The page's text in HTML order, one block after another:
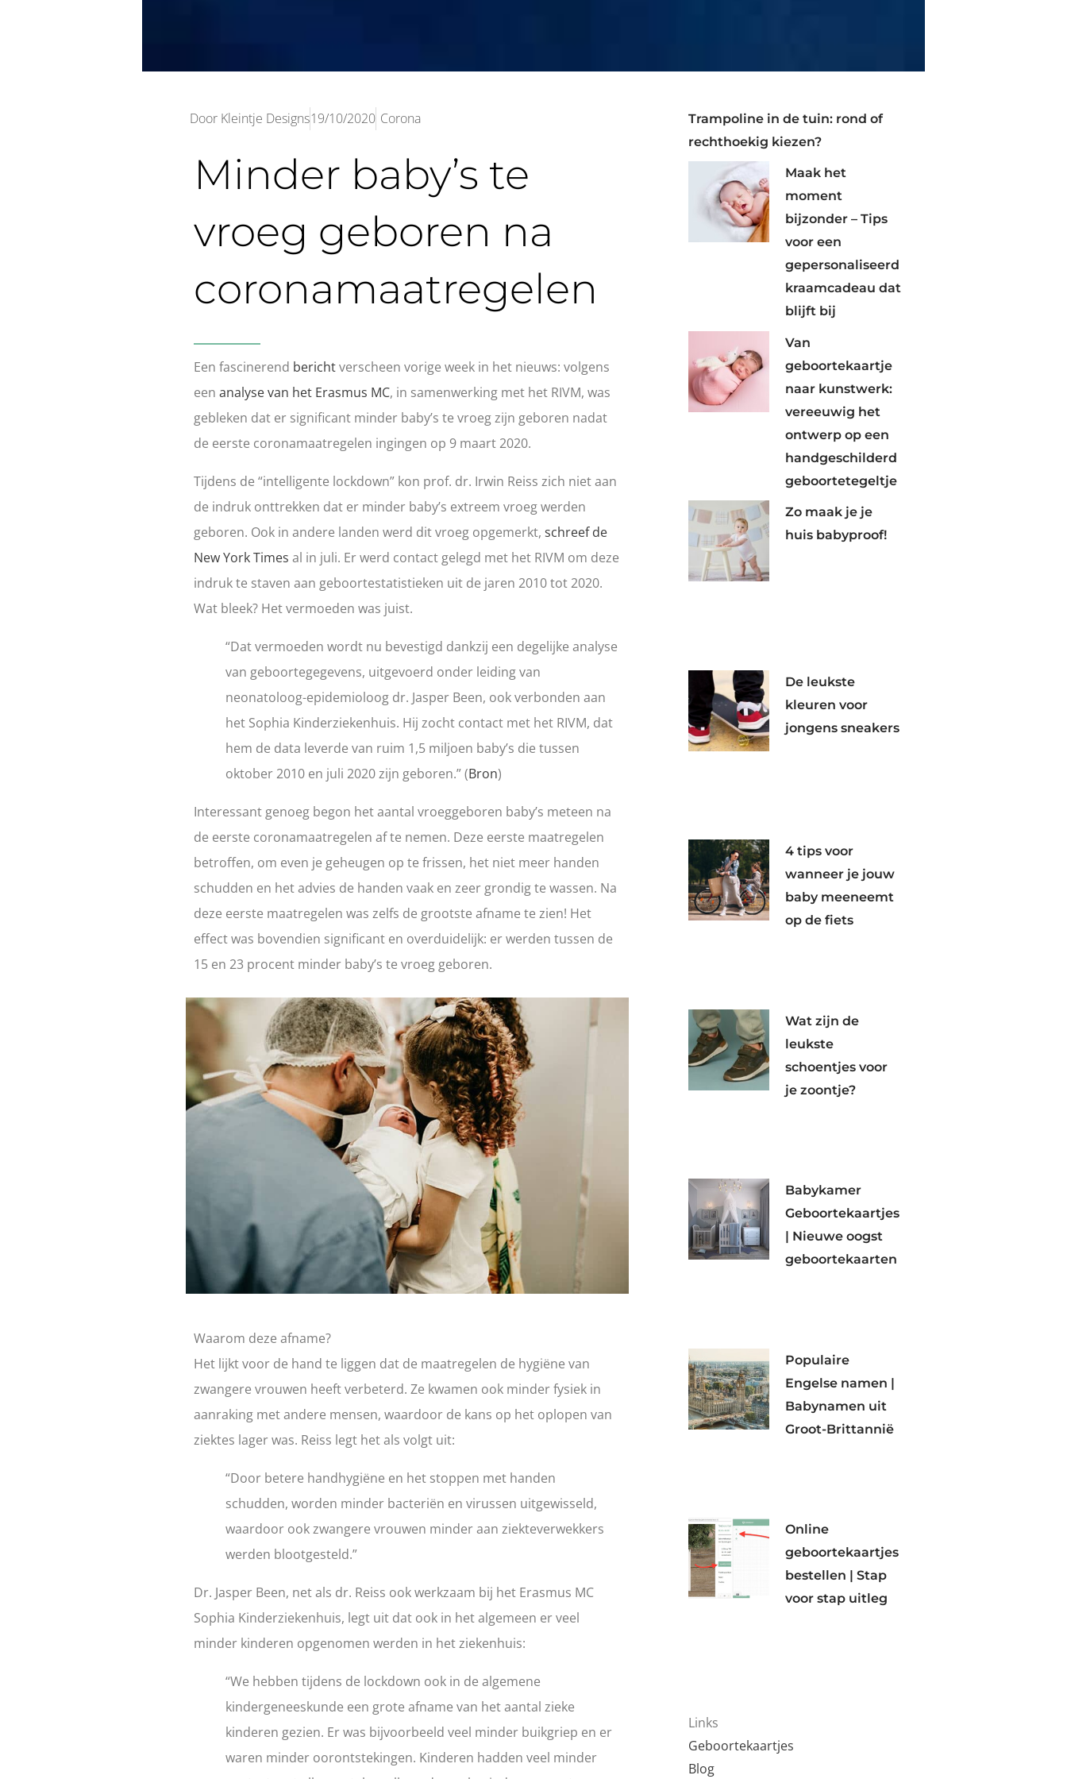
DoorKleintje Designs19/10/2020 Corona
Minder baby’s te
vroeg geboren na
coronamaatregelen
Een fascinerend berichtverscheen vorige week in het nieuws: volgens
een analyse van het Erasmus MC, in samenwerking met het RIVM, was
gebleken dat er significant minder baby’s te vroeg zijn geboren nadat
de eerste coronamaatregelen ingingen op 9 maart 2020.
Tijdens de “intelligente lockdown” kon prof. dr. Irwin Reiss zich niet aan
de indruk onttrekken dat er minder baby’s extreem vroeg werden
geboren. Ook in andere landen werd dit vroeg opgemerkt, schreef de
New York Times al in juli. Er werd contact gelegd met het RIVM om deze
indruk te staven aan geboortestatistieken uit de jaren 2010 tot 2020.
Wat bleek? Het vermoeden was juist.
“Dat vermoeden wordt nu bevestigd dankzij een degelijke analyse
van geboortegegevens, uitgevoerd onder leiding van
neonatoloog-epidemioloog dr. Jasper Been, ook verbonden aan
het Sophia Kinderziekenhuis. Hij zocht contact met het RIVM, dat
hem de data leverde van ruim 1,5 miljoen baby’s die tussen
oktober 2010 en juli 2020 zijn geboren.” (Bron)
Interessant genoeg begon het aantal vroeggeboren baby’s meteen na
de eerste coronamaatregelen af te nemen. Deze eerste maatregelen
betroffen, om even je geheugen op te frissen, het niet meer handen
schudden en het advies de handen vaak en zeer grondig te wassen. Na
deze eerste maatregelen was zelfs de grootste afname te zien! Het
effect was bovendien significant en overduidelijk: er werden tussen de
15 en 23 procent minder baby’s te vroeg geboren.
Waarom deze afname?
Het lijkt voor de hand te liggen dat de maatregelen de hygiëne van
zwangere vrouwen heeft verbeterd. Ze kwamen ook minder fysiek in
aanraking met andere mensen, waardoor de kans op het oplopen van
ziektes lager was. Reiss legt het als volgt uit:
“Door betere handhygiëne en het stoppen met handen
schudden, worden minder bacteriën en virussen uitgewisseld,
waardoor ook zwangere vrouwen minder aan ziekteverwekkers
werden blootgesteld.”
Dr. Jasper Been, net als dr. Reiss ook werkzaam bij het Erasmus MC
Sophia Kinderziekenhuis, legt uit dat ook in het algemeen er veel
minder kinderen opgenomen werden in het ziekenhuis:
“We hebben tijdens de lockdown ook in de algemene
kindergeneeskunde een grote afname van het aantal zieke
kinderen gezien. Er was bijvoorbeeld veel minder buikgriep en er
waren minder oorontstekingen. Kinderen hadden veel minder
Trampoline in de tuin: rond of
rechthoekig kiezen?
Maak het
moment
bijzonder – Tips
voor een
gepersonaliseerd
kraamcadeau dat
blijft bij
Van
geboortekaartje
naar kunstwerk:
vereeuwig het
ontwerp op een
handgeschilderd
geboortetegeltje
Zo maak je je
huis babyproof!
De leukste
kleuren voor
jongens sneakers
4 tips voor
wanneer je jouw
baby meeneemt
op de fiets
Wat zijn de
leukste
schoentjes voor
je zoontje?
Babykamer
Geboortekaartjes
| Nieuwe oogst
geboortekaarten
Populaire
Engelse namen |
Babynamen uit
Groot-Brittannië
Online
geboortekaartjes
bestellen | Stap
voor stap uitleg
Links
Geboortekaartjes
Blog